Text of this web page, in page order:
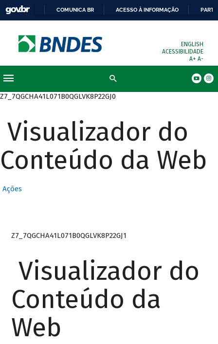
COMUNICA BR ACESSO À INFORMAÇÃO
ENGLISH
ACESSIBILIDADE
A+ A-
Z7_7QGCHA41L071B0QGLVK8P22GJ0
Visualizador do
Conteúdo da Web
Ações
Z7_7QGCHA41L071B0QGLVK8P22GJ1
Visualizador do
Conteúdo da
Web